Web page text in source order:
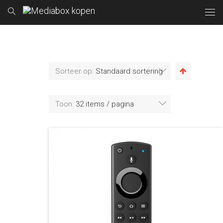
Sorteer op: Standaard sortering
Toon: 32 items / pagina